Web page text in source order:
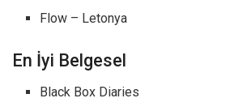
Flow – Letonya
En İyi Belgesel
Black Box Diaries